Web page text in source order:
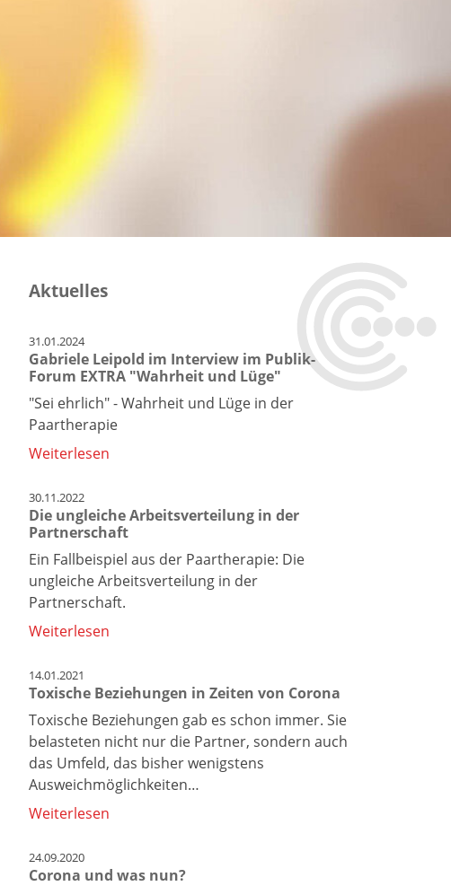
Aktuelles
31.01.2024
Gabriele Leipold im Interview im Publik-
Forum EXTRA "Wahrheit und Lüge"
"Sei ehrlich" - Wahrheit und Lüge in der
Paartherapie
Weiterlesen
30.11.2022
Die ungleiche Arbeitsverteilung in der
Partnerschaft
Ein Fallbeispiel aus der Paartherapie: Die
ungleiche Arbeitsverteilung in der
Partnerschaft.
Weiterlesen
14.01.2021
Toxische Beziehungen in Zeiten von Corona
Toxische Beziehungen gab es schon immer. Sie
belasteten nicht nur die Partner, sondern auch
das Umfeld, das bisher wenigstens
Ausweichmöglichkeiten…
Weiterlesen
24.09.2020
Corona und was nun?